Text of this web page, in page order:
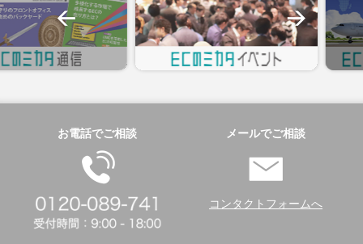
お電話でご相談 メールでご相談
コンタクトフォームへ